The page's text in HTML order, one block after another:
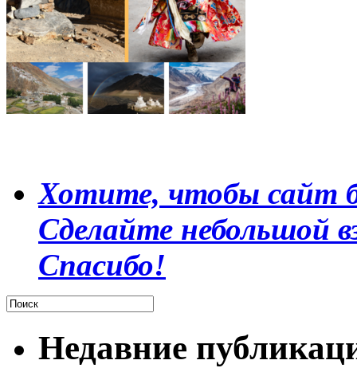
Хотите, чтобы сайт
Сделайте небольшой
Спасибо!
Недавние